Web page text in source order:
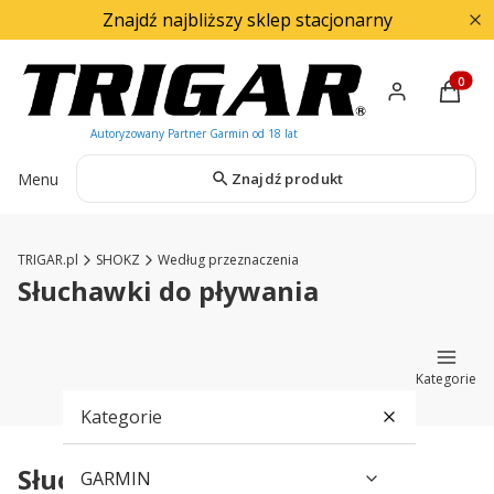
Znajdź najbliższy sklep stacjonarny
Menu Znajdź produkt
TRIGAR.pl SHOKZ Według przeznaczenia
Słuchawki do pływania
Kategorie
Kategorie
GARMIN
Słuchawki do pływania Shokz